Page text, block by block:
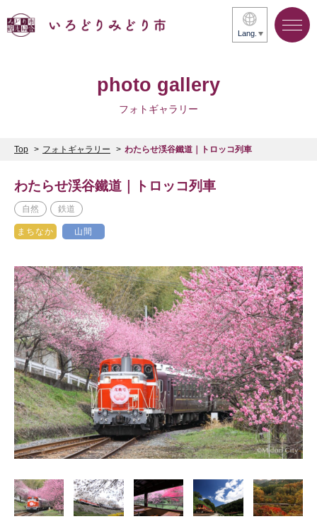
Lang.
photo gallery
フォトギャラリー
Top フォトギャラリー わたらせ渓谷鐵道｜トロッコ列車
わたらせ渓谷鐵道｜トロッコ列車
自然 鉄道
まちなか 山間